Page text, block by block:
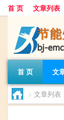
首 页 文章列表
首 页 文
> 文章列表